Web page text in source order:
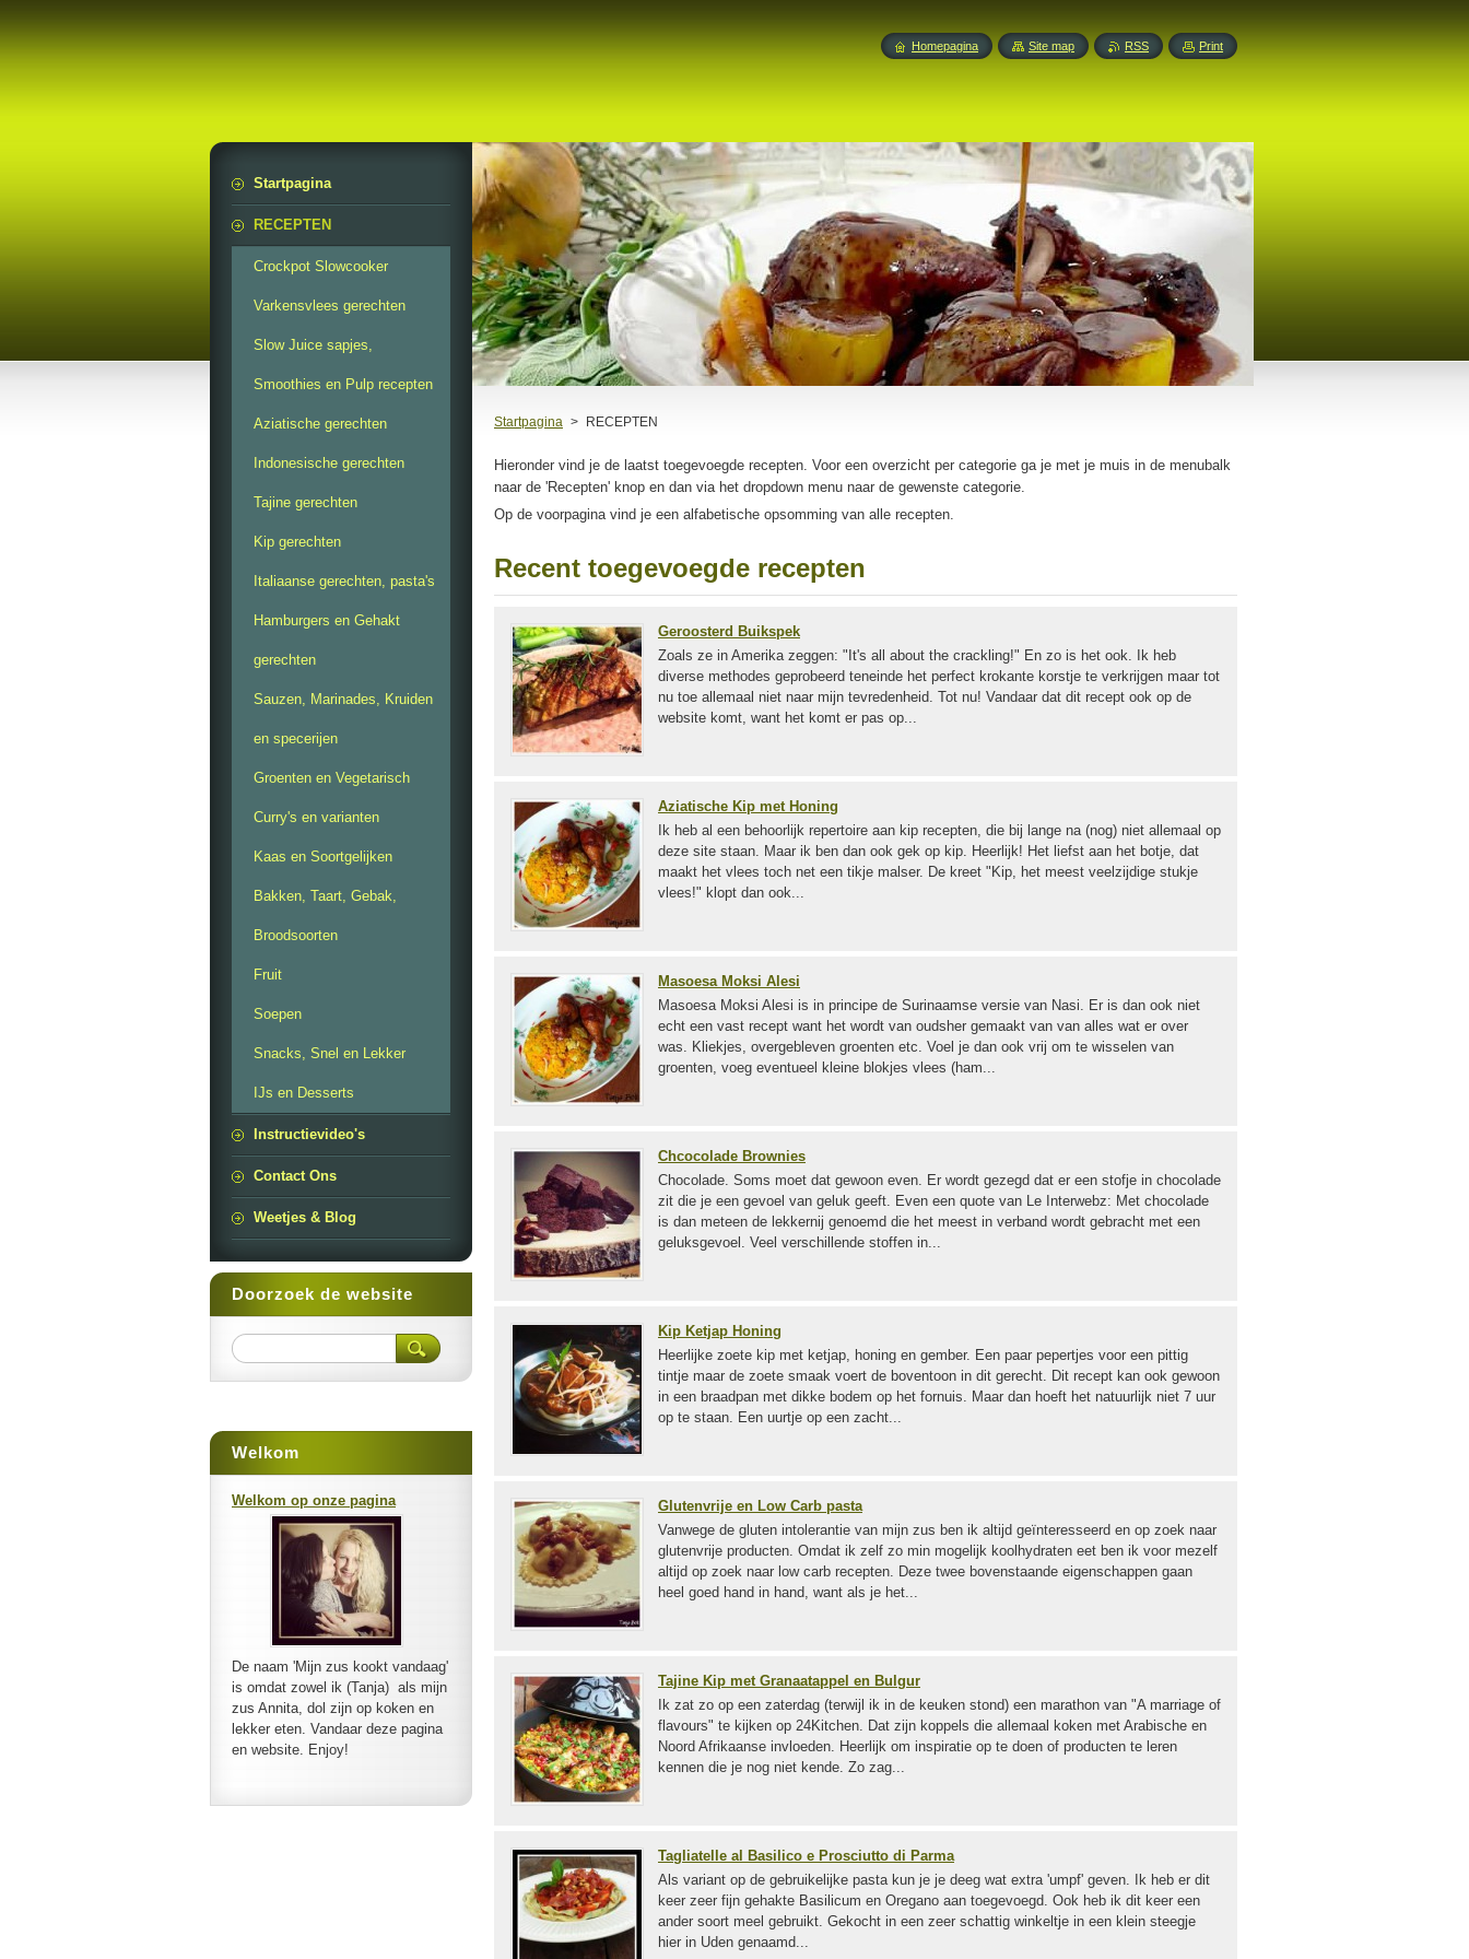
Startpagina > RECEPTEN
Hieronder vind je de laatst toegevoegde recepten. Voor een overzicht per categorie ga je met je muis in de menubalk
naar de 'Recepten' knop en dan via het dropdown menu naar de gewenste categorie.
Op de voorpagina vind je een alfabetische opsomming van alle recepten.
Recent toegevoegde recepten
Geroosterd Buikspek
Zoals ze in Amerika zeggen: "It's all about the crackling!" En zo is het ook. Ik heb
diverse methodes geprobeerd teneinde het perfect krokante korstje te verkrijgen maar tot
nu toe allemaal niet naar mijn tevredenheid. Tot nu! Vandaar dat dit recept ook op de
website komt, want het komt er pas op...
Aziatische Kip met Honing
Ik heb al een behoorlijk repertoire aan kip recepten, die bij lange na (nog) niet allemaal op
deze site staan. Maar ik ben dan ook gek op kip. Heerlijk! Het liefst aan het botje, dat
maakt het vlees toch net een tikje malser. De kreet "Kip, het meest veelzijdige stukje
vlees!" klopt dan ook...
Masoesa Moksi Alesi
Masoesa Moksi Alesi is in principe de Surinaamse versie van Nasi. Er is dan ook niet
echt een vast recept want het wordt van oudsher gemaakt van van alles wat er over
was. Kliekjes, overgebleven groenten etc. Voel je dan ook vrij om te wisselen van
groenten, voeg eventueel kleine blokjes vlees (ham...
Chcocolade Brownies
Chocolade. Soms moet dat gewoon even. Er wordt gezegd dat er een stofje in chocolade
zit die je een gevoel van geluk geeft. Even een quote van Le Interwebz: Met chocolade
is dan meteen de lekkernij genoemd die het meest in verband wordt gebracht met een
geluksgevoel. Veel verschillende stoffen in...
Kip Ketjap Honing
Heerlijke zoete kip met ketjap, honing en gember. Een paar pepertjes voor een pittig
tintje maar de zoete smaak voert de boventoon in dit gerecht. Dit recept kan ook gewoon
in een braadpan met dikke bodem op het fornuis. Maar dan hoeft het natuurlijk niet 7 uur
op te staan. Een uurtje op een zacht...
Glutenvrije en Low Carb pasta
Vanwege de gluten intolerantie van mijn zus ben ik altijd geïnteresseerd en op zoek naar
glutenvrije producten. Omdat ik zelf zo min mogelijk koolhydraten eet ben ik voor mezelf
altijd op zoek naar low carb recepten. Deze twee bovenstaande eigenschappen gaan
heel goed hand in hand, want als je het...
Tajine Kip met Granaatappel en Bulgur
Ik zat zo op een zaterdag (terwijl ik in de keuken stond) een marathon van "A marriage of
flavours" te kijken op 24Kitchen. Dat zijn koppels die allemaal koken met Arabische en
Noord Afrikaanse invloeden. Heerlijk om inspiratie op te doen of producten te leren
kennen die je nog niet kende. Zo zag...
Tagliatelle al Basilico e Prosciutto di Parma
Als variant op de gebruikelijke pasta kun je je deeg wat extra 'umpf' geven. Ik heb er dit
keer zeer fijn gehakte Basilicum en Oregano aan toegevoegd. Ook heb ik dit keer een
ander soort meel gebruikt. Gekocht in een zeer schattig winkeltje in een klein steegje
hier in Uden genaamd...
Startpagina
RECEPTEN
Crockpot Slowcooker
Varkensvlees gerechten
Slow Juice sapjes,
Smoothies en Pulp recepten
Aziatische gerechten
Indonesische gerechten
Tajine gerechten
Kip gerechten
Italiaanse gerechten, pasta's
Hamburgers en Gehakt
gerechten
Sauzen, Marinades, Kruiden
en specerijen
Groenten en Vegetarisch
Curry's en varianten
Kaas en Soortgelijken
Bakken, Taart, Gebak,
Broodsoorten
Fruit
Soepen
Snacks, Snel en Lekker
IJs en Desserts
Instructievideo's
Contact Ons
Weetjes & Blog
Doorzoek de website
Welkom
Welkom op onze pagina
De naam 'Mijn zus kookt vandaag'
is omdat zowel ik (Tanja) als mijn
zus Annita, dol zijn op koken en
lekker eten. Vandaar deze pagina
en website. Enjoy!
Homepagina Site map RSS Print